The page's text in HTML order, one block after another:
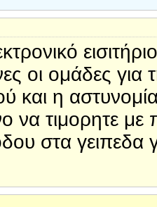
οι ομάδες
και η
να τιμορητε
στα